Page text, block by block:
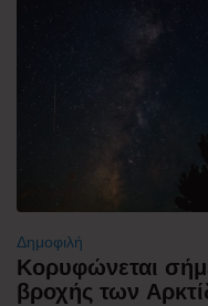
Δημοφιλή
Κορυφώνεται
βροχής των